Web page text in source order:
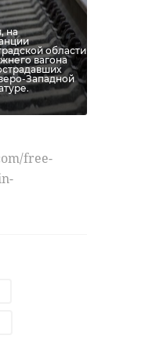
на
области
вагона
Западной
free-